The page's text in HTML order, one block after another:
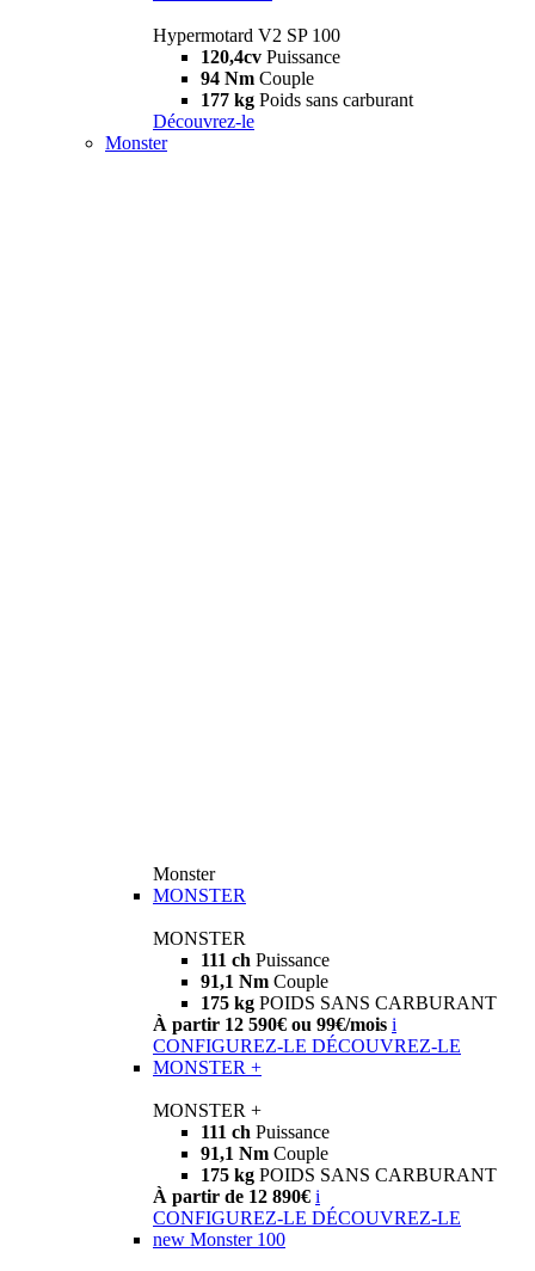
Hypermotard V2 SP 100
120,4cv Puissance
94 Nm Couple
177 kg Poids sans carburant
Découvrez-le
Monster
Monster
MONSTER
MONSTER
111 ch Puissance
91,1 Nm Couple
175 kg POIDS SANS CARBURANT
À partir 12 590€ ou 99€/mois i
CONFIGUREZ-LE DÉCOUVREZ-LE
MONSTER +
MONSTER +
111 ch Puissance
91,1 Nm Couple
175 kg POIDS SANS CARBURANT
À partir de 12 890€ i
CONFIGUREZ-LE DÉCOUVREZ-LE
new Monster 100